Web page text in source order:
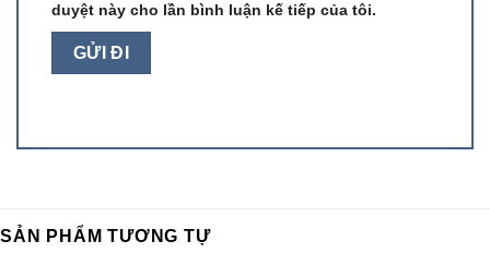
duyệt này cho lần bình luận kế tiếp của tôi.
SẢN PHẨM TƯƠNG TỰ